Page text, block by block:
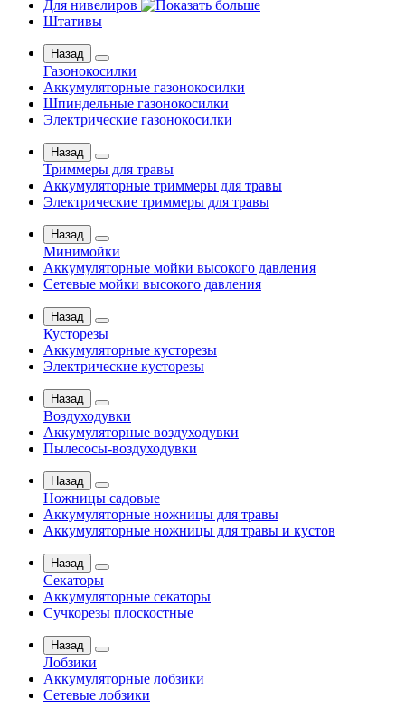
Для нивелиров
Штативы
Назад
Газонокосилки
Аккумуляторные газонокосилки
Шпиндельные газонокосилки
Электрические газонокосилки
Назад
Триммеры для травы
Аккумуляторные триммеры для травы
Электрические триммеры для травы
Назад
Минимойки
Аккумуляторные мойки высокого давления
Сетевые мойки высокого давления
Назад
Кусторезы
Аккумуляторные кусторезы
Электрические кусторезы
Назад
Воздуходувки
Аккумуляторные воздуходувки
Пылесосы-воздуходувки
Назад
Ножницы садовые
Аккумуляторные ножницы для травы
Аккумуляторные ножницы для травы и кустов
Назад
Секаторы
Аккумуляторные секаторы
Сучкорезы плоскостные
Назад
Лобзики
Аккумуляторные лобзики
Сетевые лобзики